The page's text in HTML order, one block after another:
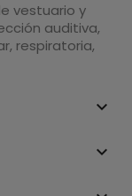
vestuario y
auditiva,
respiratoria,

